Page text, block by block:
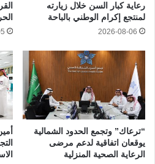
رعاية كبار السن خلال زيارته
لمنتجع إكرام الوطني بالباحة
2026-08-06
“ترعاك” وتجمع الحدود الشمالية
يوقعان اتفاقية لدعم مرضى
الرعاية الصحية المنزلية